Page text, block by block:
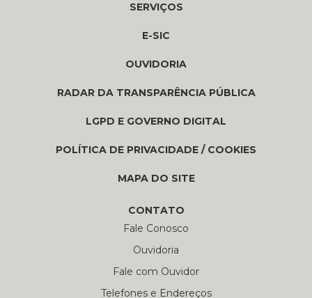
SERVIÇOS
E-SIC
OUVIDORIA
RADAR DA TRANSPARÊNCIA PÚBLICA
LGPD E GOVERNO DIGITAL
POLÍTICA DE PRIVACIDADE / COOKIES
MAPA DO SITE
CONTATO
Fale Conosco
Ouvidoria
Fale com Ouvidor
Telefones e Endereços